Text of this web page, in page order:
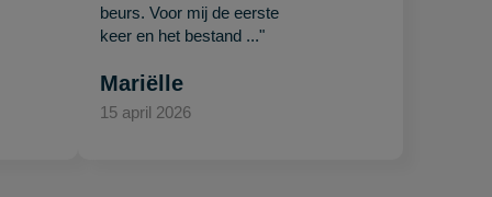
beurs. Voor mij de eerste
keer en het bestand ..."
Mariëlle
15 april 2026